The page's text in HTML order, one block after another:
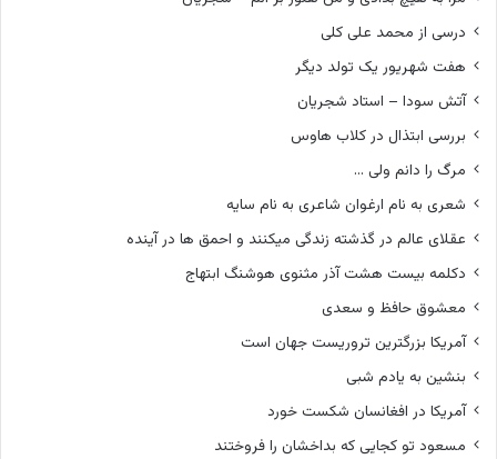
درسی از محمد علی کلی
هفت شهریور یک تولد دیگر
آتش سودا – استاد شجریان
بررسی ابتذال در کلاب هاوس
مرگ را دانم ولی …
شعری به نام ارغوان شاعری به نام سایه
عقلای عالم در گذشته زندگی میکنند و احمق ها در آینده
دکلمه بیست هشت آذر مثنوی هوشنگ ابتهاج
معشوق حافظ و سعدی
آمریکا بزرگترین تروریست جهان است
بنشین به یادم شبی
آمریکا در افغانسان شکست خورد
مسعود تو کجایی که بداخشان را فروختند